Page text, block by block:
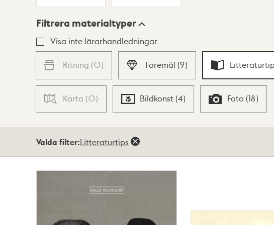
Lista Karta
Filtrera materialtyper
Visa inte lärarhandledningar
Ritning (0) Föremål (9)
Karta (0) Bildkonst (4) Foto (18)
Valda filter:Litteraturtips